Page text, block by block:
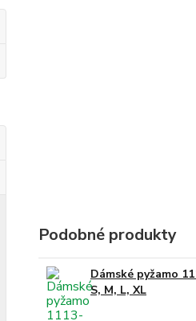
Podobné produkty
Dámské pyžamo
S, M, L, XL